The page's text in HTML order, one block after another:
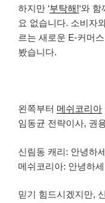
하지만 ‘부탁해!‘와
요 없습니다. 소비자
르는 새로운 E-커머
봤습니다.
왼쪽부터 메쉬코리아
임동균 전략이사, 권
신림동 캐리: 안녕하
메쉬코리아: 안녕하
믿기 힘드시겠지만,